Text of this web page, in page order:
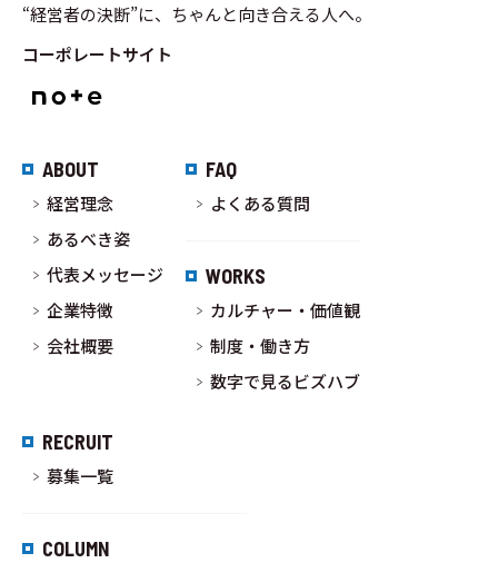
“経営者の決断”に、ちゃんと向き合える人へ。
コーポレートサイト
ABOUT
経営理念
あるべき姿
代表メッセージ
企業特徴
会社概要
FAQ
よくある質問
WORKS
カルチャー・価値観
制度・働き方
数字で見るビズハブ
RECRUIT
募集一覧
COLUMN